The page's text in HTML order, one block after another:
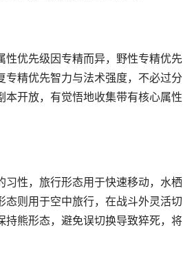
优先级因专精而异，野性专精优先
精优先智力与法术强度，不必过分
开放，有觉悟地收集带有核心属性
性，旅行形态用于快速移动，水栖
则用于空中旅行，在战斗外灵活切
熊形态，避免误切换导致猝死，将